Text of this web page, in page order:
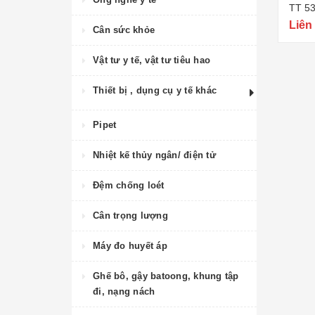
TT
Cân sức khỏe
Vật tư y tế, vật tư tiêu hao
Thiết bị , dụng cụ y tế khác
Pipet
Nhiệt kế thủy ngân/ điện tử
Đệm chống loét
Cân trọng lượng
Máy đo huyết áp
Ghế bô, gậy batoong, khung tập
đi, nạng nách